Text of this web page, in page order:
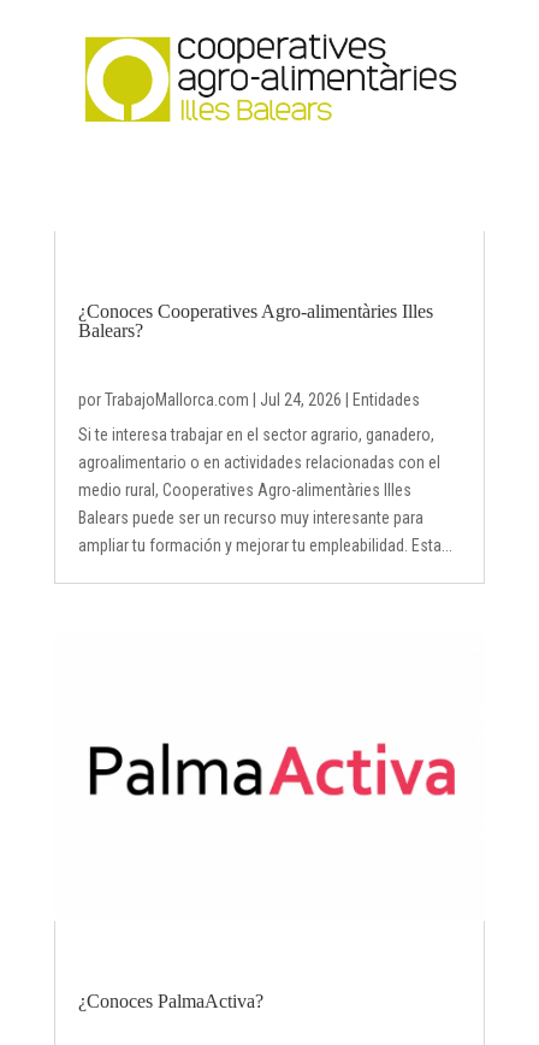
¿Conoces Cooperatives Agro-alimentàries Illes
Balears?
porTrabajoMallorca.com Jul 24, 2026
Entidades
Si te interesa trabajar en el sector agrario, ganadero,
agroalimentario o en actividades relacionadas con el
medio rural, Cooperatives Agro-alimentàries Illes
Balears puede ser un recurso muy interesante para
ampliar tu formación y mejorar tu empleabilidad. Esta...
¿Conoces PalmaActiva?